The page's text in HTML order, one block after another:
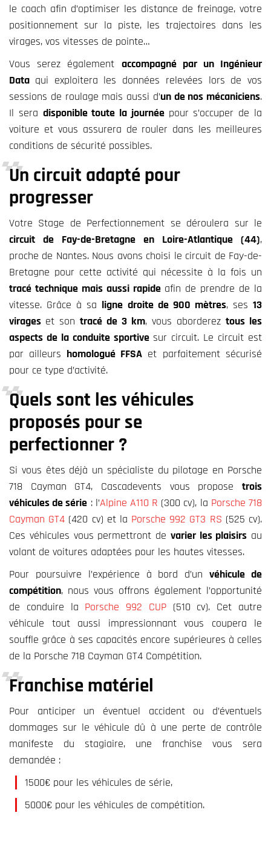
le coach afin d’optimiser les distance de freinage, votre
positionnement sur la piste, lestrajectoires dans les
virages, vos vitesses de pointe…
Vous serez également accompagné par unIngénieur
Data qui exploitera les données relevées lors de vos
sessions de roulage mais aussi d’un de nos mécaniciens.
Il sera disponibletoute la journée pour s’occuper de la
voiture et vous assurera de rouler dans les meilleures
conditions de sécurité possibles.
Un circuit adapté pour
progresser
Votre Stage de Perfectionnement se déroulera sur le
circuit de Fay-de-Bretagne en Loire-Atlantique (44),
proche de Nantes. Nous avons choisi le circuit de Fay-de-
Bretagne pour cette activité qui nécessite à la fois un
tracé technique mais aussi rapideafin de prendre de la
vitesse. Grâce à sa ligne droite de 900 mètres, ses13
virages et son tracé de 3 km, vous aborderez tous les
aspects de la conduite sportivesur circuit. Le circuit est
par ailleurs homologué FFSA et parfaitement sécurisé
pour ce type d’activité.
Quels sont les véhicules
proposés pour se
perfectionner ?
Si vous êtes déjà un spécialiste du pilotage en Porsche
718 Cayman GT4, Cascadevents vous propose trois
véhicules de série : l’Alpine A110 R (300 cv), la Porsche 718
Cayman GT4 (420 cv) et la Porsche 992 GT3 RS (525 cv).
Ces véhicules vous permettront de varier les plaisirs au
volant de voitures adaptées pour les hautes vitesses.
Pour poursuivre l’expérience à bord d’unvéhicule de
compétition, nous vous offrons également l’opportunité
de conduire la Porsche 992 CUP(510 cv). Cet autre
véhicule tout aussi impressionnant vous coupera le
souffle grâce à ses capacités encore supérieures à celles
de la Porsche 718 Cayman GT4 Compétition.
Franchise matériel
Pour anticiper un éventuel accident ou d’éventuels
dommages sur le véhicule dû à une perte de contrôle
manifeste du stagiaire, une franchise vous sera
demandée :
1500€ pour les véhicules de série,
5000€ pour les véhicules de compétition.